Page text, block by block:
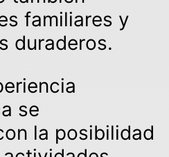
familiares y
duraderos.
se
la posibilidad